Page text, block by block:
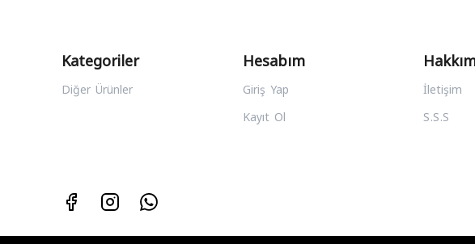
Kategoriler
Diğer Ürünler
Hesabım
Giriş Yap
Kayıt Ol
İletişim
S.S.S